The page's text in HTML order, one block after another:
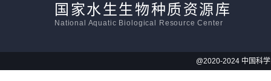
国家水生生物种质资源库
National Aquatic Biological Resource Center
@2020-2024 中国科